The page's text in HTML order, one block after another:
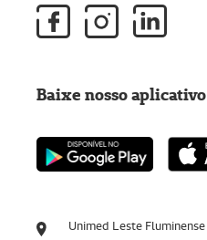
Unimed Leste Fluminense
Baixe nosso aplicativo